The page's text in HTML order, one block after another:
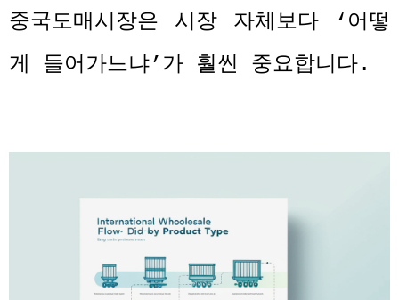
중국도매시장은 시장 자체보다 ‘ 어떻
게 들어가느냐’가 훨씬 중요합니다.